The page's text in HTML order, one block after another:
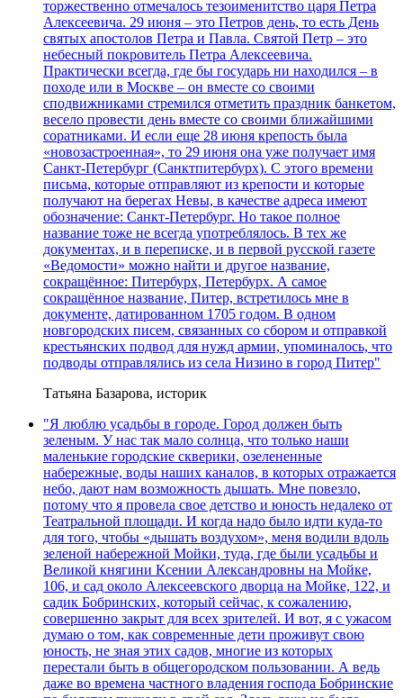
торжественно отмечалось тезоименитство царя Петра
Алексеевича. 29 июня – это Петров день, то есть День
святых апостолов Петра и Павла. Святой Петр – это
небесный покровитель Петра Алексеевича.
Практически всегда, где бы государь ни находился – в
походе или в Москве – он вместе со своими
сподвижниками стремился отметить праздник банкетом,
весело провести день вместе со своими ближайшими
соратниками. И если еще 28 июня крепость была
«новозастроенная», то 29 июня она уже получает имя
Санкт-Петербург (Санктпитербурх). С этого времени
письма, которые отправляют из крепости и которые
получают на берегах Невы, в качестве адреса имеют
обозначение: Санкт-Петербург. Но такое полное
название тоже не всегда употреблялось. В тех же
документах, и в переписке, и в первой русской газете
«Ведомости» можно найти и другое название,
сокращённое: Питербурх, Петербурх. А самое
сокращённое название, Питер, встретилось мне в
документе, датированном 1705 годом. В одном
новгородских писем, связанных со сбором и отправкой
крестьянских подвод для нужд армии, упоминалось, что
подводы отправлялись из села Низино в город Питер"
Татьяна Базарова, историк
"Я люблю усадьбы в городе. Город должен быть
зеленым. У нас так мало солнца, что только наши
маленькие городские скверики, озелененные
набережные, воды наших каналов, в которых отражается
небо, дают нам возможность дышать. Мне повезло,
потому что я провела свое детство и юность недалеко от
Театральной площади. И когда надо было идти куда-то
для того, чтобы «дышать воздухом», меня водили вдоль
зеленой набережной Мойки, туда, где были усадьбы и
Великой княгини Ксении Александровны на Мойке,
106, и сад около Алексеевского дворца на Мойке, 122, и
садик Бобринских, который сейчас, к сожалению,
совершенно закрыт для всех зрителей. И вот, я с ужасом
думаю о том, как современные дети проживут свою
юность, не зная этих садов, многие из которых
перестали быть в общегородском пользовании. А ведь
даже во времена частного владения господа Бобринские